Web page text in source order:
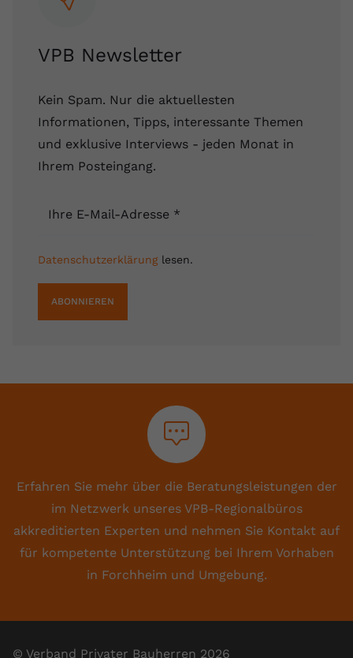
VPB Newsletter
Kein Spam. Nur die aktuellesten
Informationen, Tipps, interessante Themen
und exklusive Interviews - jeden Monat in
Ihrem Posteingang.
Ihre E-Mail-Adresse *
Datenschutzerklärunglesen.
ABONNIEREN
Erfahren Sie mehr über die Beratungsleistungen der
im Netzwerk unseres VPB-Regionalbüros
akkreditierten Experten und nehmen Sie Kontakt auf
für kompetente Unterstützung bei Ihrem Vorhaben
in Forchheim und Umgebung.
© Verband Privater Bauherren 2026